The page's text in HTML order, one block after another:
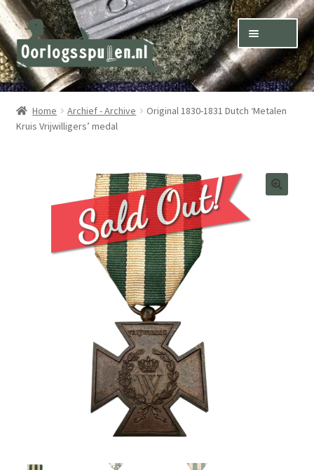
Skip
to
navigation
Skip
to
content
Winkel – Shop
Over ons – About us
Contact
Terms & Conditions – Shipping & Delivery
Home Archief - Archive
Original 1830-1831 Dutch ‘Metalen
Kruis Vrijwilligers’ medal